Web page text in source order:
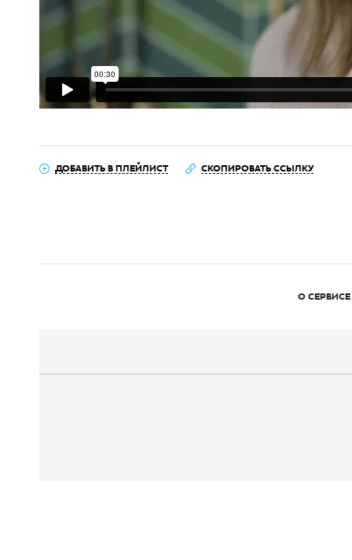
ДОБАВИТЬ В ПЛЕЙЛИСТ СКОПИРОВАТЬ ССЫЛКУ
О СЕРВИСЕ